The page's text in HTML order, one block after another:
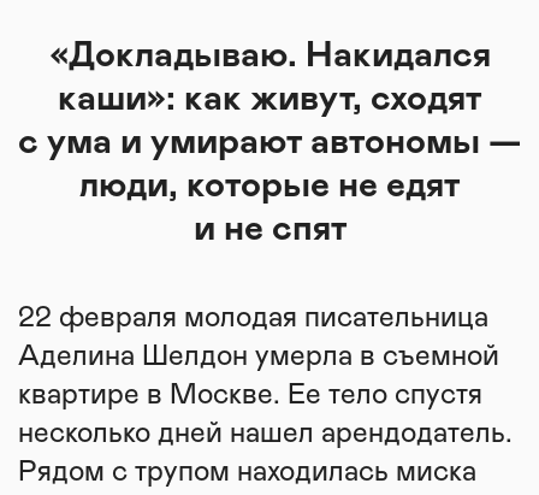
«Докладываю. Накидался
каши»: как живут, сходят
с ума и умирают автономы —
люди, которые не едят
и не спят
22 февраля молодая писательница
Аделина Шелдон умерла в съемной
квартире в Москве. Ее тело спустя
несколько дней нашел арендодатель.
Рядом с трупом находилась миска